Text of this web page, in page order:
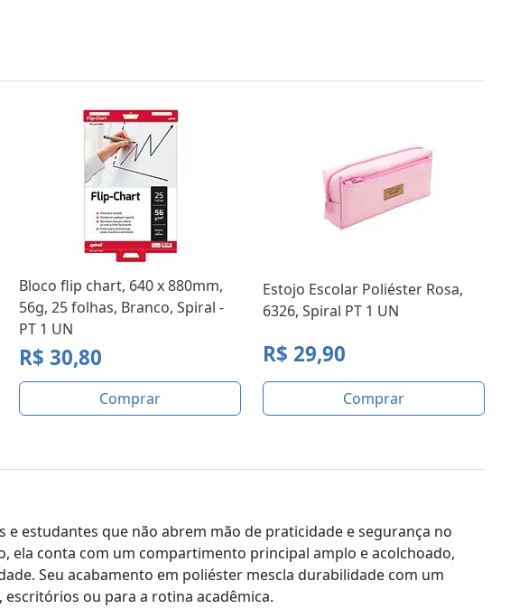
Bloco flip chart, 640 x 880mm,
56g, 25 folhas, Branco, Spiral -
PT 1 UN
R$ 30,80
Comprar
Estojo Escolar Poliéster Rosa,
6326, Spiral PT 1 UN
R$ 29,90
Comprar
estudantes que não abrem mão de praticidade e segurança no
conta com um compartimento principal amplo e acolchoado,
Seu acabamento em poliéster mescla durabilidade com um
ou para a rotina acadêmica.